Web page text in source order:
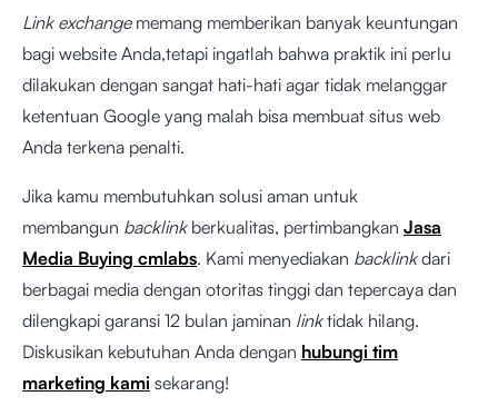
Link exchangememang memberikan banyak keuntungan
bagi website Anda,tetapi ingatlah bahwa praktik ini perlu
dilakukan dengan sangat hati-hati agar tidak melanggar
ketentuan Google yang malah bisa membuat situs web
Anda terkena penalti.
Jika kamu membutuhkan solusi aman untuk
membangun backlinkberkualitas, pertimbangkan Jasa
Media Buying cmlabs. Kami menyediakan backlinkdari
berbagai media dengan otoritas tinggi dan tepercaya dan
dilengkapi garansi 12 bulan jaminan linktidak hilang.
Diskusikan kebutuhan Anda dengan hubungi tim
marketing kami sekarang!